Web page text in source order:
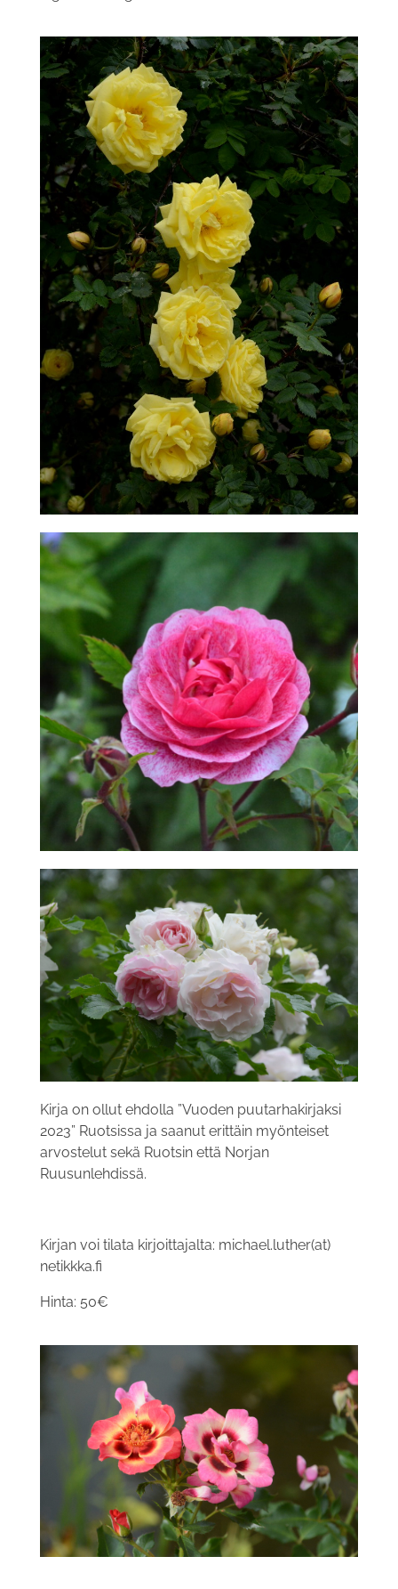
Kirja on ollut ehdolla ”Vuoden puutarhakirjaksi
2023” Ruotsissa ja saanut erittäin myönteiset
arvostelut sekä Ruotsin että Norjan
Ruusunlehdissä.
Kirjan voi tilata kirjoittajalta: michael.luther(at)
netikkka.fi
Hinta: 50€